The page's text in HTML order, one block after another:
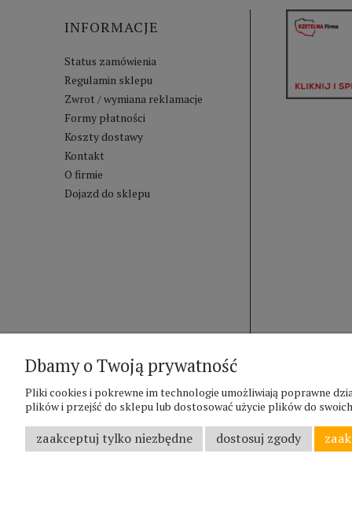
INFORMACJE
Status zamówienia
Regulamin sklepu
Zwrot / wymiana reklamacje
Formy płatności
Koszty dostawy
Kontakt
O firmie
Dojazd do sklepu
Dbamy o Twoją prywatność
Pliki cookies i pokrewne im technologie umożliwiają poprawne
plików i przejść do sklepu lub dostosować użycie plików do
zaakceptuj tylko niezbędne dostosuj zgody